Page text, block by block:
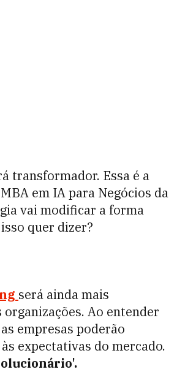
transformador. Essa é a
em IA para Negócios da
vai modificar a forma
quer dizer?
será ainda mais
Ao entender
empresas poderão
expectativas do mercado.